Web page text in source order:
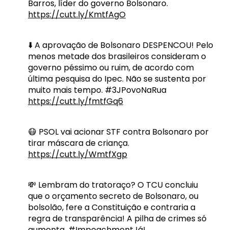
Barros, líder do governo Bolsonaro.
https://cutt.ly/KmtfAgO
⬇️ A aprovação de Bolsonaro DESPENCOU! Pelo
menos metade dos brasileiros consideram o
governo péssimo ou ruim, de acordo com
última pesquisa do Ipec. Não se sustenta por
muito mais tempo. #3JPovoNaRua
https://cutt.ly/fmtfGq6
😷 PSOL vai acionar STF contra Bolsonaro por
tirar máscara de criança.
https://cutt.ly/WmtfXgp
💸 Lembram do tratoraço? O TCU concluiu
que o orçamento secreto de Bolsonaro, ou
bolsolão, fere a Constituição e contraria a
regra de transparência! A pilha de crimes só